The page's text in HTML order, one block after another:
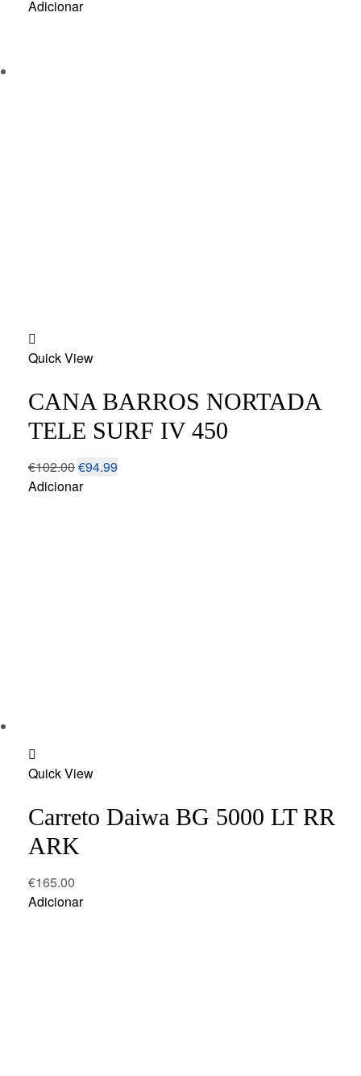
Adicionar
to
Quick View
CANA BARROS NORTADA
TELE SURF IV 450
€102.00€94.99
Adicionar
to
Quick View
Carreto Daiwa BG 5000 LT RR
ARK
€165.00
Adicionar